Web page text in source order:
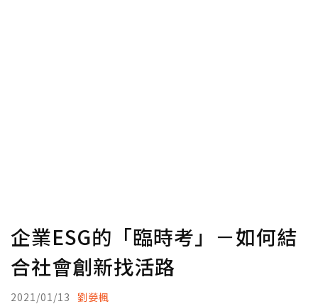
企業ESG的「臨時考」－如何結
合社會創新找活路
2021/01/13 劉嫈楓